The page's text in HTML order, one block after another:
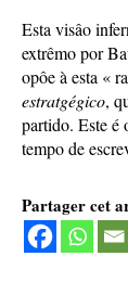
Esta visâo
extrêmo por
opôe à esta «
estratgégico,
partido. Este é
tempo de
Partager cet